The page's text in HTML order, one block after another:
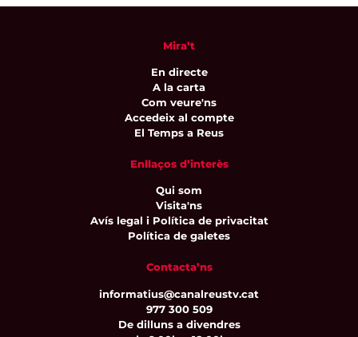
Mira’t
En directe
A la carta
Com veure'ns
Accedeix al compte
El Temps a Reus
Enllaços d’interès
Qui som
Visita'ns
Avís legal i Política de privacitat
Política de galetes
Contacta’ns
informatius@canalreustv.cat
977 300 509
De dilluns a divendres